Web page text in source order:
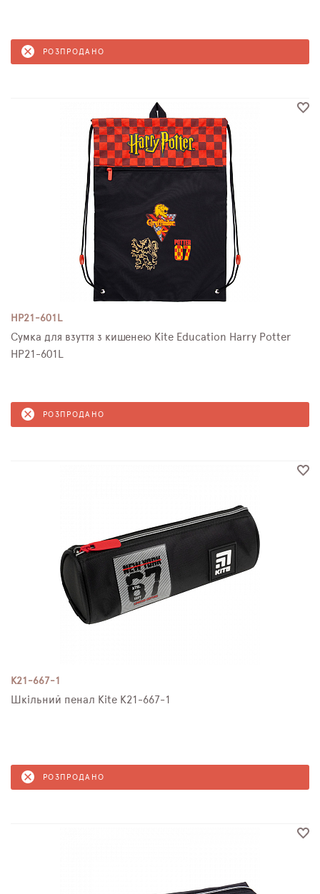
РОЗПРОДАНО
HP21-601L
Сумка для взуття з кишенею Kite Education Harry Potter
HP21-601L
РОЗПРОДАНО
K21-667-1
Шкільний пенал Kite K21-667-1
РОЗПРОДАНО